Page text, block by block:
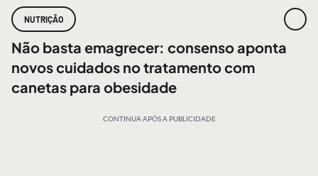
NUTRIÇÃO
Não basta emagrecer: consenso aponta
novos cuidados no tratamento com
canetas para obesidade
CONTINUA APÓS A PUBLICIDADE